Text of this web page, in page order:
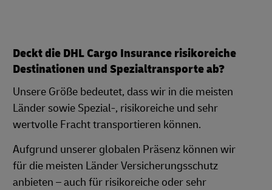
Deckt die DHL Cargo Insurance risikoreiche
Destinationen und Spezialtransporte ab?
Unsere Größe bedeutet, dass wir in die meisten
Länder sowie Spezial-, risikoreiche und sehr
wertvolle Fracht transportieren können.
Aufgrund unserer globalen Präsenz können wir
für die meisten Länder Versicherungsschutz
anbieten – auch für risikoreiche oder sehr